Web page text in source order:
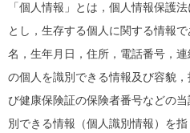
「個人情報」とは，個人情報保護
とし，生存する個人に関する情報
名，生年月日，住所，電話番号，
の個人を識別できる情報及び容貌
び健康保険証の保険者番号などの
別できる情報（個人識別情報）を指